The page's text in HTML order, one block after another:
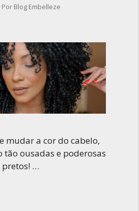
Por Blog Embelleze
mudar a cor do cabelo,
tão ousadas e poderosas
pretos! …